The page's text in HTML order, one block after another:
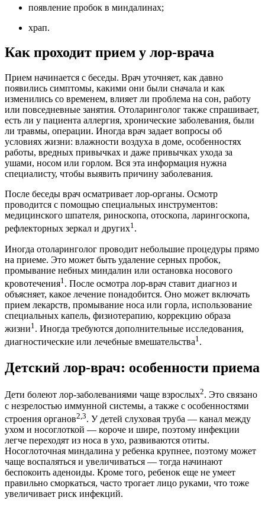
появление пробок в миндалинах;
храп.
Как проходит прием у лор-врача
Прием начинается с беседы. Врач уточняет, как давно
появились симптомы, какими они были сначала и как
изменились со временем, влияет ли проблема на сон, работу
или повседневные занятия. Отоларинголог также спрашивает,
есть ли у пациента аллергия, хронические заболевания, были
ли травмы, операции. Иногда врач задает вопросы об
условиях жизни: влажности воздуха в доме, особенностях
работы, вредных привычках и даже привычках ухода за
ушами, носом или горлом. Вся эта информация нужна
специалисту, чтобы выявить причину заболевания.
После беседы врач осматривает лор-органы. Осмотр
проводится с помощью специальных инструментов:
медицинского шпателя, риноскопа, отоскопа, ларингоскопа,
рефлекторных зеркал и других1.
Иногда отоларинголог проводит небольшие процедуры прямо
на приеме. Это может быть удаление серных пробок,
промывание небных миндалин или остановка носового
кровотечения1 . После осмотра лор-врач ставит диагноз и
объясняет, какое лечение понадобится. Оно может включать
прием лекарств, промывание носа или горла, использование
специальных капель, физиотерапию, коррекцию образа
жизни1. Иногда требуются дополнительные исследования,
диагностические или лечебные вмешательства1.
Детский лор-врач: особенности приема
Дети болеют лор-заболеваниями чаще взрослых2. Это связано
с незрелостью иммунной системы, а также с особенностями
строения органов2,3. У детей слуховая труба — канал между
ухом и носоглоткой — короче и шире, поэтому инфекции
легче переходят из носа в ухо, развиваются отиты.
Носоглоточная миндалина у ребенка крупнее, поэтому может
чаще воспаляться и увеличиваться — тогда начинают
беспокоить аденоиды. Кроме того, ребенок еще не умеет
правильно сморкаться, часто трогает лицо руками, что тоже
увеличивает риск инфекций.